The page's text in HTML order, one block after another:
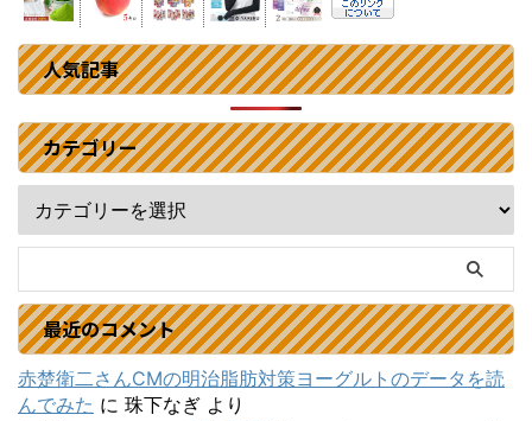
人気記事
カテゴリー
最近のコメント
赤楚衛二さんCMの明治脂肪対策ヨーグルトのデータを読
んでみた に 珠下なぎ より